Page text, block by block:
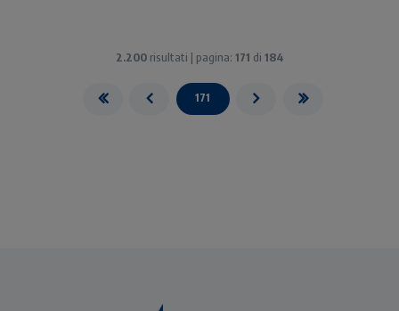
2.200risultati | pagina: 171 di 184
171